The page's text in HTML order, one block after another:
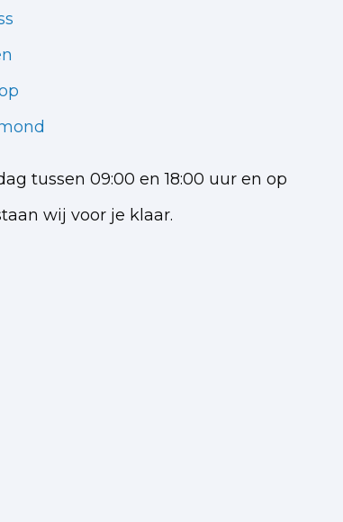
tussen 09:00 en 18:00 uur en op
wij voor je klaar.